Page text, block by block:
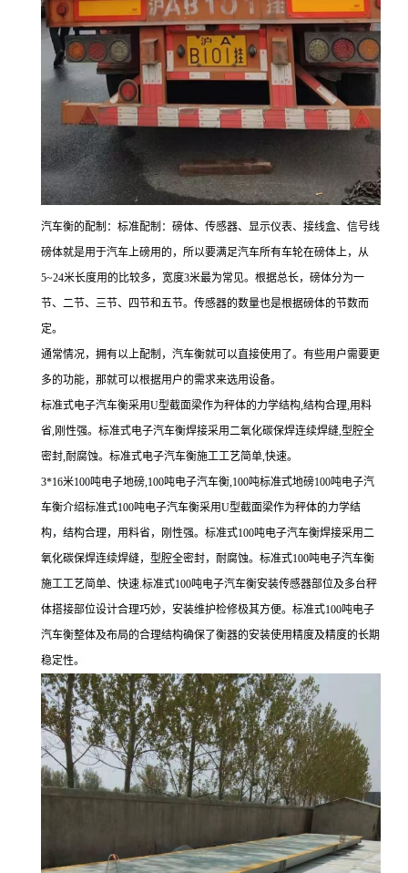
汽车衡的配制： 标准配制：磅体、传感器、显示仪表、接线盒、信号线
磅体就是用于汽车上磅用的，所以要满足汽车所有车轮在磅体上，从
5~24米长度用的比较多，宽度3米最为常见。根据总长，磅体分为一
节、二节、三节、四节和五节。传感器的数量也是根据磅体的节数而
定。
通常情况，拥有以上配制，汽车衡就可以直接使用了。有些用户需要更
多的功能，那就可以根据用户的需求来选用设备。
标准式电子汽车衡采用U型截面梁作为秤体的力学结构,结构合理,用料
省,刚性强。标准式电子汽车衡焊接采用二氧化碳保焊连续焊缝,型腔全
密封,耐腐蚀。标准式电子汽车衡施工工艺简单,快速。
3*16米100吨电子地磅,100吨电子汽车衡,100吨标准式地磅100吨电子汽
车衡介绍标准式100吨电子汽车衡采用U型截面梁作为秤体的力学结
构，结构合理，用料省，刚性强。标准式100吨电子汽车衡焊接采用二
氧化碳保焊连续焊缝，型腔全密封，耐腐蚀。标准式100吨电子汽车衡
施工工艺简单、快速.标准式100吨电子汽车衡安装传感器部位及多台秤
体搭接部位设计合理巧妙，安装维护检修极其方便。标准式100吨电子
汽车衡整体及布局的合理结构确保了衡器的安装使用精度及精度的长期
稳定性。